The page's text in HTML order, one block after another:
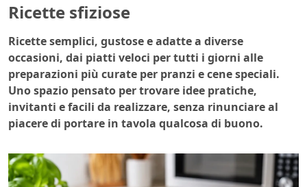
Ricette sfiziose
Ricette semplici, gustose e adatte a diverse
occasioni, dai piatti veloci per tutti i giorni alle
preparazioni più curate per pranzi e cene speciali.
Uno spazio pensato per trovare idee pratiche,
invitanti e facili da realizzare, senza rinunciare al
piacere di portare in tavola qualcosa di buono.